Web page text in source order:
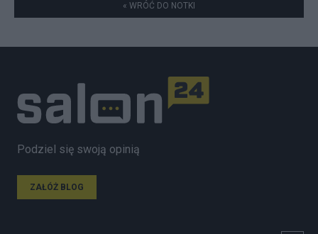
« WRÓĆ DO NOTKI
Podziel się swoją opinią
ZAŁÓŻ BLOG